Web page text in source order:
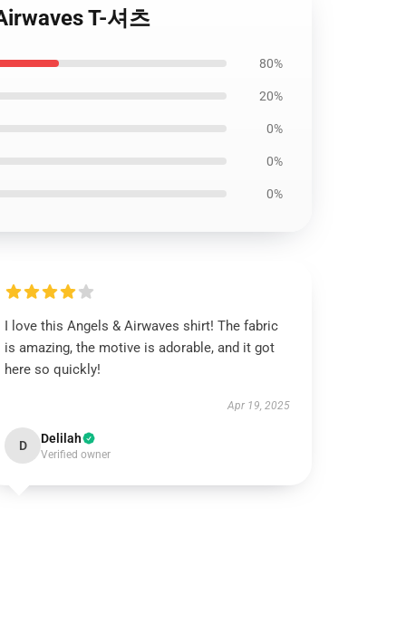
T-셔츠
80%
20%
0%
0%
0%
I love this Angels & Airwaves shirt! The fabric
is amazing, the motive is adorable, and it got
here so quickly!
Apr 19, 2025
D Delilah
Verified owner